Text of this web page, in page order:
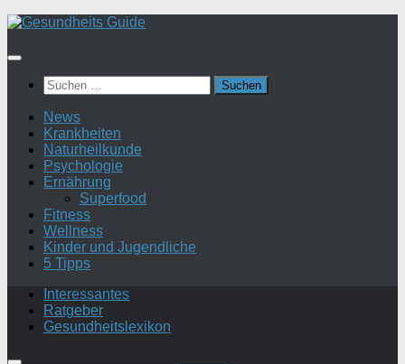
Suchen
nach:
News
Krankheiten
Naturheilkunde
Psychologie
Ernährung
Superfood
Fitness
Wellness
Kinder und Jugendliche
5 Tipps
Interessantes
Ratgeber
Gesundheitslexikon